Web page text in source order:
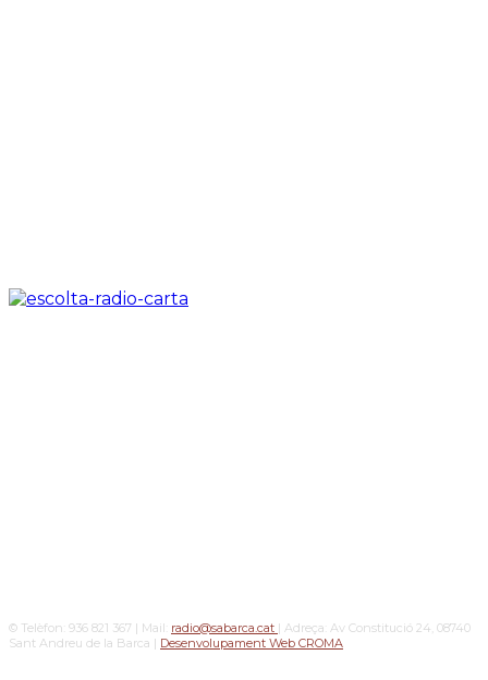
© Telèfon: 936 821 367 | Mail: radio@sabarca.cat | Adreça: Av Constitució 24, 08740
Sant Andreu de la Barca | Desenvolupament Web CROMA